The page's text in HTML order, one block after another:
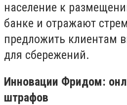
население к
банке и отражают
предложить клиентам
для сбережений.
Инновации Фридом:
штрафов